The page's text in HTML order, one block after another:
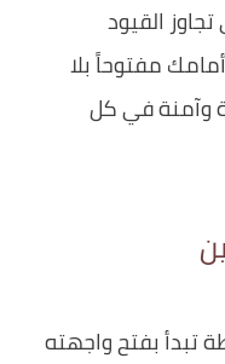
القيود
مفتوحاً بلا
وآمنة في كل
تبدأ بفتح واجهته